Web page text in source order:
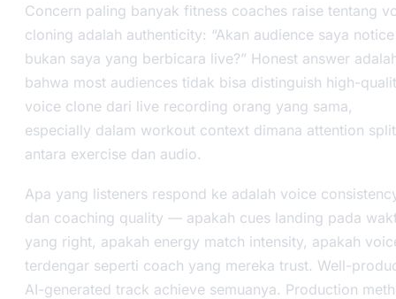
Concern paling banyak fitness coaches raise tentang
cloning adalah authenticity: “Akan audience saya
bukan saya yang berbicara live?” Honest answer
bahwa most audiences tidak bisa distinguish high-
voice clone dari live recording orang yang sama,
especially dalam workout context dimana attention split
antara exercise dan audio.
Apa yang listeners respond ke adalah voice
dan coaching quality — apakah cues landing pada
yang right, apakah energy match intensity, apakah
terdengar seperti coach yang mereka trust. Well-
AI-generated track achieve semuanya. Production